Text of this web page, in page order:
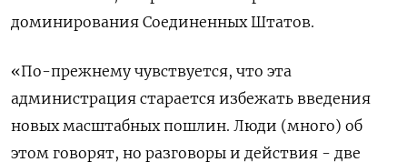
доминирования Соединенных Штатов.
«По-прежнему чувствуется, что эта
администрация старается избежать введения
новых масштабных пошлин. Люди (много) об
этом говорят, но разговоры и действия - две